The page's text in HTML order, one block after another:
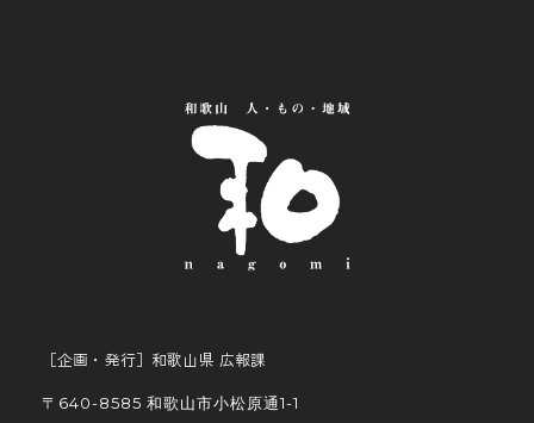
［企画・発行］和歌山県 広報課
〒640-8585 和歌山市小松原通1-1